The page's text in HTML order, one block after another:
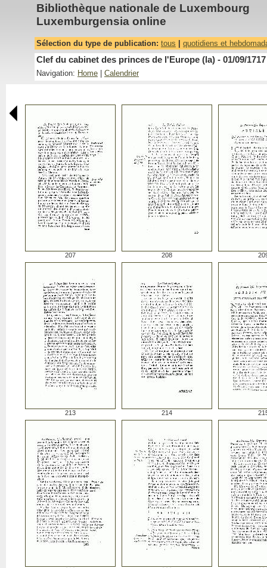
Bibliothèque nationale de Luxembourg
Luxemburgensia online
Sélection du type de publication: tous quotidiens et
Clef du cabinet des princes de l'Europe (la) - 01/09/1717
Navigation: Home Calendrier
207 208
213 214